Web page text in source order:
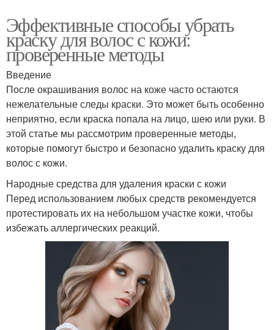
Эффективные способы убрать
краску для волос с кожи:
проверенные методы
Введение
После окрашивания волос на коже часто остаются
нежелательные следы краски. Это может быть особенно
неприятно, если краска попала на лицо, шею или руки. В
этой статье мы рассмотрим проверенные методы,
которые помогут быстро и безопасно удалить краску для
волос с кожи.
Народные средства для удаления краски с кожи
Перед использованием любых средств рекомендуется
протестировать их на небольшом участке кожи, чтобы
избежать аллергических реакций.